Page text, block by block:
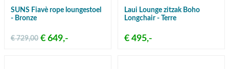
SUNS Fiavè rope loungestoel
- Bronze
€ 649,-
€ 729,00
Laui Lounge zitzak Boho
Longchair - Terre
€ 495,-